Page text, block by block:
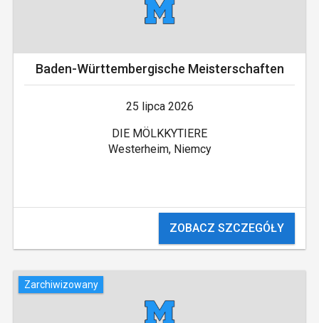
Baden-Württembergische Meisterschaften
25 lipca 2026
DIE MÖLKKYTIERE
Westerheim, Niemcy
ZOBACZ SZCZEGÓŁY
Zarchiwizowany